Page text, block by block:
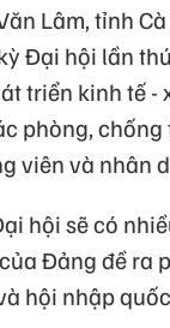
Lâm, tỉnh
Đại hội lần
triển kinh tế -
phòng,
viên và nhân
hội sẽ có
Đảng đề ra
hội nhập